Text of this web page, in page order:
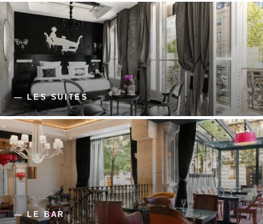
— LES SUITES
— LE BAR